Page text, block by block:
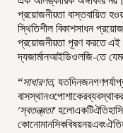
প্রয়োজনীয়তা বাস্তবায়িত
স্থিতিশীল বিকাশসাধন
প্রয়োজনীয়তা পূরণ করতে এই
দ্যজার্মানআইডিওলজি-তে
“সাধারণত,
'স্বতন্ত্রতা'